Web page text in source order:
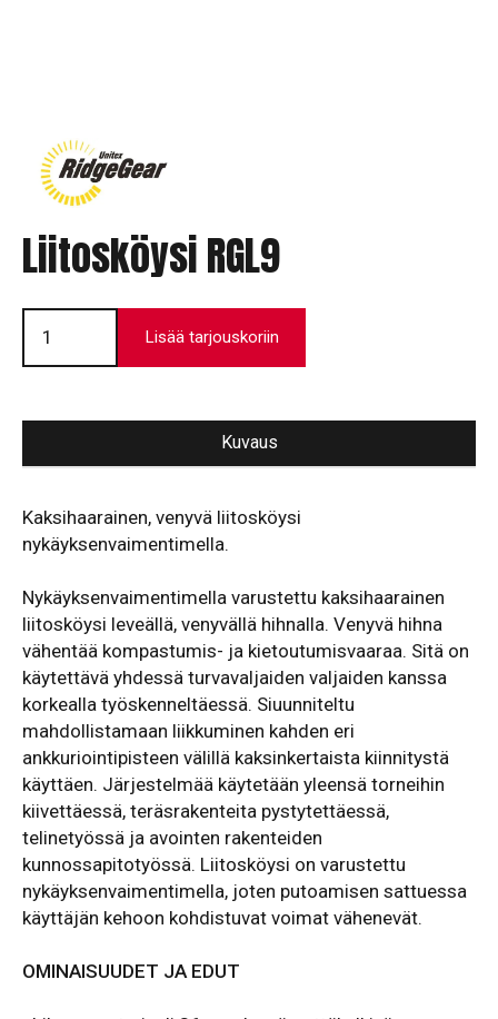
Liitosköysi RGL9
Liitosköysi
RGL9
määrä
Lisää tarjouskoriin
Kuvaus
Kaksihaarainen, venyvä liitosköysi
nykäyksenvaimentimella.
Nykäyksenvaimentimella varustettu kaksihaarainen
liitosköysi leveällä, venyvällä hihnalla. Venyvä hihna
vähentää kompastumis- ja kietoutumisvaaraa. Sitä on
käytettävä yhdessä turvavaljaiden valjaiden kanssa
korkealla työskenneltäessä. Siuunniteltu
mahdollistamaan liikkuminen kahden eri
ankkuriointipisteen välillä kaksinkertaista kiinnitystä
käyttäen. Järjestelmää käytetään yleensä torneihin
kiivettäessä, teräsrakenteita pystytettäessä,
telinetyössä ja avointen rakenteiden
kunnossapitotyössä. Liitosköysi on varustettu
nykäyksenvaimentimella, joten putoamisen sattuessa
käyttäjän kehoon kohdistuvat voimat vähenevät.
OMINAISUUDET JA EDUT